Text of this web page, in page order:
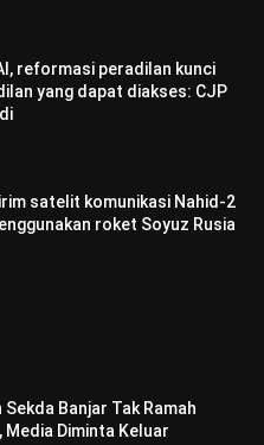
reformasi peradilan kunci
yang dapat diakses: CJP
satelit komunikasi Nahid-2
roket Soyuz Rusia
Sekda Banjar Tak Ramah
Media Diminta Keluar